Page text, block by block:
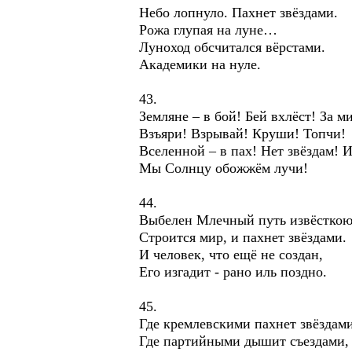
Небо лопнуло. Пахнет звёздами.
Рожа глупая на луне…
Луноход обсчитался вёрстами.
Академики на нуле.
43.
Земляне – в бой! Бей вхлёст! За
Взъяри! Взрывай! Круши! Топчи!
Вселенной – в пах! Нет звёздам! И
Мы Солнцу обожжём лучи!
44.
Выбелен Млечный путь
Строится мир, и пахнет звёздами.
И человек, что ещё не создан,
Его изгадит - рано иль поздно.
45.
Где кремлевскими пахнет
Где партийными дышит съездами,